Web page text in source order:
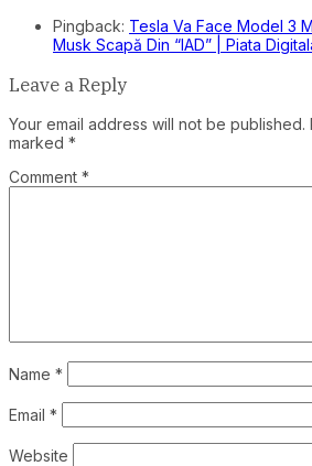
Pingback: Tesla Va Face Model 3
Musk Scapă Din “IAD” | Piata
Leave a Reply
Your email address will not be published.
marked *
Comment *
Name *
Email *
Website